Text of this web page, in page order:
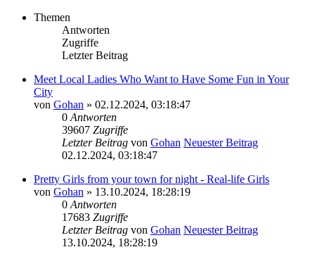
Themen
Antworten
Zugriffe
Letzter Beitrag
Meet Local Ladies Who Want to Have Some Fun in Your
City
von Gohan » 02.12.2024, 03:18:47
0 Antworten
39607 Zugriffe
Letzter Beitrag von Gohan Neuester Beitrag
02.12.2024, 03:18:47
Pretty Girls from your town for night - Real-life Girls
von Gohan » 13.10.2024, 18:28:19
0 Antworten
17683 Zugriffe
Letzter Beitrag von Gohan Neuester Beitrag
13.10.2024, 18:28:19